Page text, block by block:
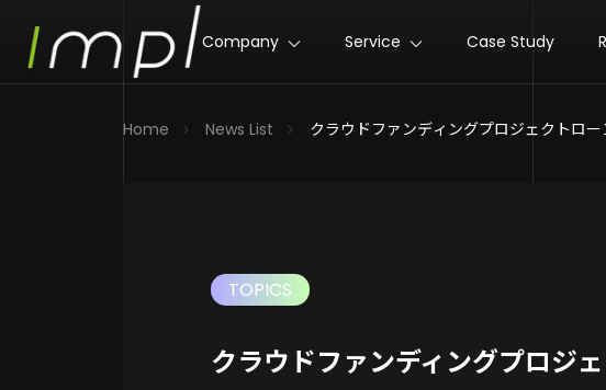
Company Service Case Study
Home News List クラウドファンディングプロジェクトロ
TOPICS
クラウドファンディングプロジ